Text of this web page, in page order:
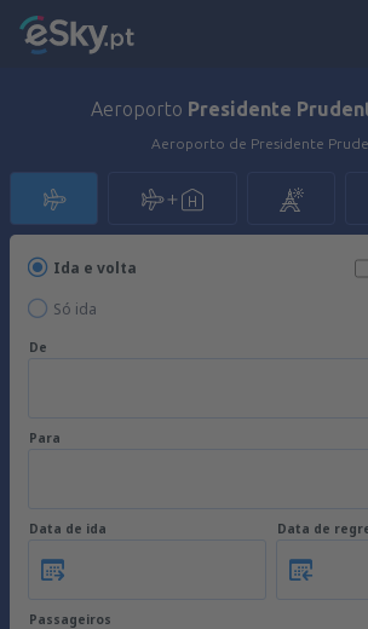
Aeroporto Presidente
Aeroporto de Presidente
Ida e volta
Só ida
De
Para
Data de ida Data de
Passageiros